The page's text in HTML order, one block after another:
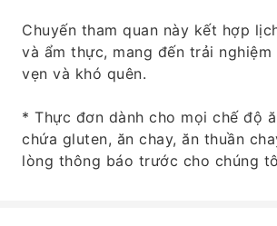
Chuyến tham quan này kết hợp
và ẩm thực, mang đến trải
vẹn và khó quên.
* Thực đơn dành cho mọi chế độ
chứa gluten, ăn chay, ăn thuần
lòng thông báo trước cho chúng